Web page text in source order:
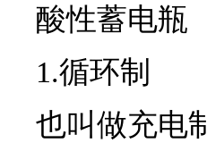
酸性蓄电瓶
1.循环制
也叫做充电